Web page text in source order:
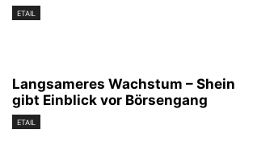
ETAIL
Langsameres Wachstum – Shein
gibt Einblick vor Börsengang
ETAIL